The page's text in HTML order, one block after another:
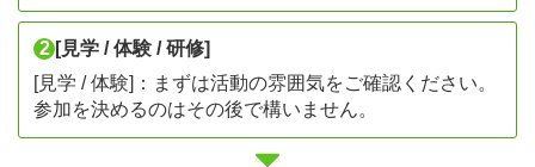
2 [見学 / 体験 / 研修]
[見学 / 体験]：まずは活動の雰囲気をご確認ください。
参加を決めるのはその後で構いません。